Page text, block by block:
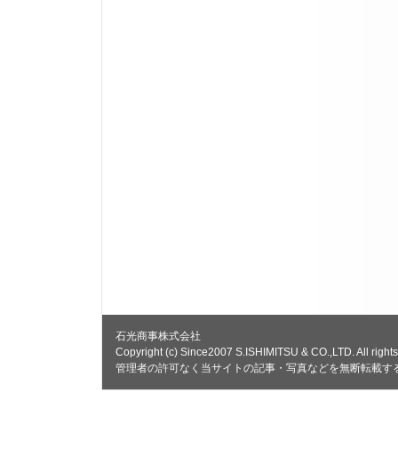
石光商事株式会社
Copyright (c) Since2007 S.ISHIMITSU & CO.,LTD. All
管理者の許可なく当サイトの記事・写真などを無断転載す